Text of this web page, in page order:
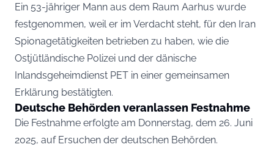
Ein 53-jähriger Mann aus dem Raum Aarhus wurde
festgenommen, weil er im Verdacht steht, für den Iran
Spionagetätigkeiten betrieben zu haben, wie die
Ostjütländische Polizei und der dänische
Inlandsgeheimdienst PET in einer gemeinsamen
Erklärung bestätigten.
Deutsche Behörden veranlassen Festnahme
Die Festnahme erfolgte am Donnerstag, dem 26. Juni
2025, auf Ersuchen der deutschen Behörden.